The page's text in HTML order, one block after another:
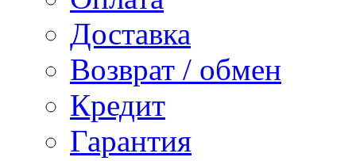
Доставка
Возврат / обмен
Кредит
Гарантия